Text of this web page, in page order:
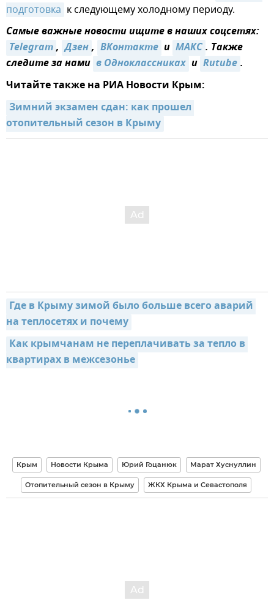
подготовка к следующему холодному периоду.
Самые важные новости ищите в наших соцсетях:
Telegram, Дзен, ВКонтакте и МАКС. Также
следите за нами в Одноклассниках и Rutube.
Читайте также на РИА Новости Крым:
Зимний экзамен сдан: как прошел
отопительный сезон в Крыму
Где в Крыму зимой было больше всего аварий
на теплосетях и почему
Как крымчанам не переплачивать за тепло в
квартирах в межсезонье
Крым Новости Крыма Юрий Гоцанюк Марат Хуснуллин
Отопительный сезон в Крыму ЖКХ Крыма и Севастополя